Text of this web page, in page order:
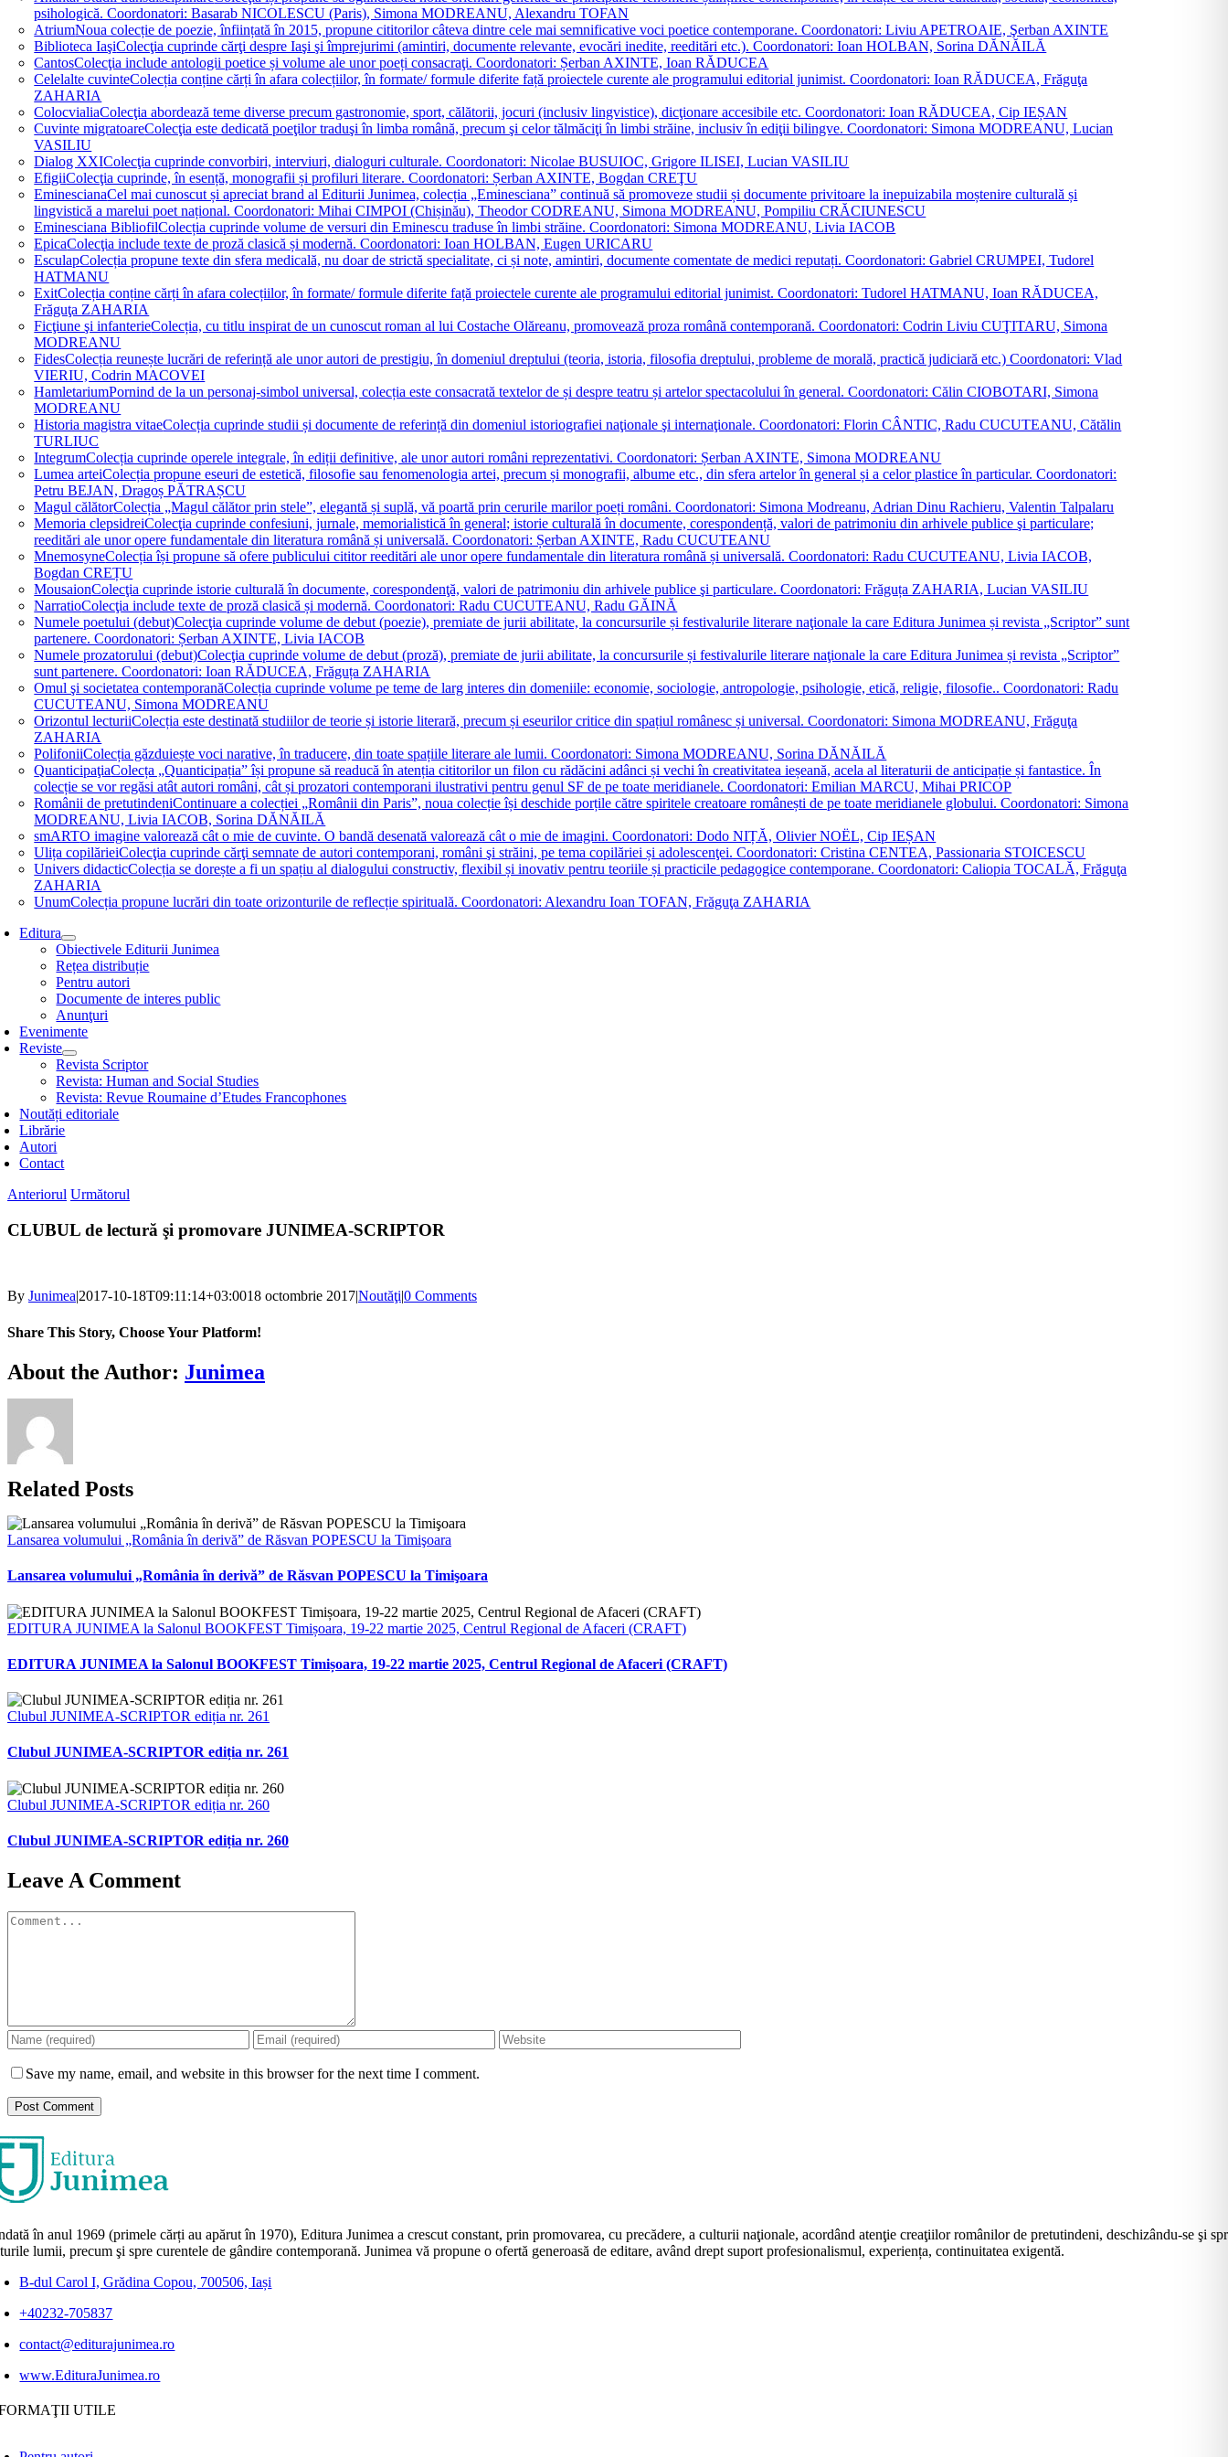
psihologică. Coordonatori: Basarab NICOLESCU (Paris), Simona MODREANU, Alexandru TOFAN
AtriumNoua colecție de poezie, înființată în 2015, propune cititorilor câteva dintre cele mai semnificative voci poetice contemporane. Coordonatori: Liviu APETROAIE, Şerban AXINTE
Biblioteca IaşiColecţia cuprinde cărţi despre Iaşi şi împrejurimi (amintiri, documente relevante, evocări inedite, reeditări etc.). Coordonatori: Ioan HOLBAN, Sorina DĂNĂILĂ
CantosColecţia include antologii poetice și volume ale unor poeți consacraţi. Coordonatori: Șerban AXINTE, Ioan RĂDUCEA
Celelalte cuvinteColecția conține cărți în afara colecțiilor, în formate/ formule diferite față proiectele curente ale programului editorial junimist. Coordonatori: Ioan RĂDUCEA, Frăguţa
ZAHARIA
ColocvialiaColecţia abordează teme diverse precum gastronomie, sport, călătorii, jocuri (inclusiv lingvistice), dicţionare accesibile etc. Coordonatori: Ioan RĂDUCEA, Cip IEȘAN
Cuvinte migratoareColecţia este dedicată poeţilor traduşi în limba română, precum şi celor tălmăciţi în limbi străine, inclusiv în ediţii bilingve. Coordonatori: Simona MODREANU, Lucian
VASILIU
Dialog XXIColecţia cuprinde convorbiri, interviuri, dialoguri culturale. Coordonatori: Nicolae BUSUIOC, Grigore ILISEI, Lucian VASILIU
EfigiiColecţia cuprinde, în esență, monografii și profiluri literare. Coordonatori: Șerban AXINTE, Bogdan CREŢU
EminescianaCel mai cunoscut și apreciat brand al Editurii Junimea, colecția „Eminesciana” continuă să promoveze studii și documente privitoare la inepuizabila moștenire culturală și
lingvistică a marelui poet național. Coordonatori: Mihai CIMPOI (Chișinău), Theodor CODREANU, Simona MODREANU, Pompiliu CRĂCIUNESCU
Eminesciana BibliofilColecția cuprinde volume de versuri din Eminescu traduse în limbi străine. Coordonatori: Simona MODREANU, Livia IACOB
EpicaColecţia include texte de proză clasică și modernă. Coordonatori: Ioan HOLBAN, Eugen URICARU
EsculapColecția propune texte din sfera medicală, nu doar de strictă specialitate, ci și note, amintiri, documente comentate de medici reputați. Coordonatori: Gabriel CRUMPEI, Tudorel
HATMANU
ExitColecția conține cărți în afara colecțiilor, în formate/ formule diferite față proiectele curente ale programului editorial junimist. Coordonatori: Tudorel HATMANU, Ioan RĂDUCEA,
Frăguţa ZAHARIA
Ficţiune şi infanterieColecția, cu titlu inspirat de un cunoscut roman al lui Costache Olăreanu, promovează proza română contemporană. Coordonatori: Codrin Liviu CUŢITARU, Simona
MODREANU
FidesColecția reunește lucrări de referință ale unor autori de prestigiu, în domeniul dreptului (teoria, istoria, filosofia dreptului, probleme de morală, practică judiciară etc.) Coordonatori: Vlad
VIERIU, Codrin MACOVEI
HamletariumPornind de la un personaj-simbol universal, colecția este consacrată textelor de și despre teatru și artelor spectacolului în general. Coordonatori: Călin CIOBOTARI, Simona
MODREANU
Historia magistra vitaeColecția cuprinde studii și documente de referință din domeniul istoriografiei naţionale şi internaţionale. Coordonatori: Florin CÂNTIC, Radu CUCUTEANU, Cătălin
TURLIUC
IntegrumColecția cuprinde operele integrale, în ediții definitive, ale unor autori români reprezentativi. Coordonatori: Șerban AXINTE, Simona MODREANU
Lumea arteiColecția propune eseuri de estetică, filosofie sau fenomenologia artei, precum și monografii, albume etc., din sfera artelor în general și a celor plastice în particular. Coordonatori:
Petru BEJAN, Dragoș PĂTRAȘCU
Magul călătorColecția „Magul călător prin stele”, elegantă și suplă, vă poartă prin cerurile marilor poeți români. Coordonatori: Simona Modreanu, Adrian Dinu Rachieru, Valentin Talpalaru
Memoria clepsidreiColecţia cuprinde confesiuni, jurnale, memorialistică în general; istorie culturală în documente, corespondență, valori de patrimoniu din arhivele publice şi particulare;
reeditări ale unor opere fundamentale din literatura română și universală. Coordonatori: Șerban AXINTE, Radu CUCUTEANU
MnemosyneColecția își propune să ofere publicului cititor reeditări ale unor opere fundamentale din literatura română și universală. Coordonatori: Radu CUCUTEANU, Livia IACOB,
Bogdan CREȚU
MousaionColecţia cuprinde istorie culturală în documente, corespondenţă, valori de patrimoniu din arhivele publice şi particulare. Coordonatori: Frăguța ZAHARIA, Lucian VASILIU
NarratioColecţia include texte de proză clasică și modernă. Coordonatori: Radu CUCUTEANU, Radu GĂINĂ
Numele poetului (debut)Colecţia cuprinde volume de debut (poezie), premiate de jurii abilitate, la concursurile și festivalurile literare naţionale la care Editura Junimea și revista „Scriptor” sunt
partenere. Coordonatori: Șerban AXINTE, Livia IACOB
Numele prozatorului (debut)Colecţia cuprinde volume de debut (proză), premiate de jurii abilitate, la concursurile și festivalurile literare naţionale la care Editura Junimea și revista „Scriptor”
sunt partenere. Coordonatori: Ioan RĂDUCEA, Frăguța ZAHARIA
Omul şi societatea contemporanăColecția cuprinde volume pe teme de larg interes din domeniile: economie, sociologie, antropologie, psihologie, etică, religie, filosofie.. Coordonatori: Radu
CUCUTEANU, Simona MODREANU
Orizontul lecturiiColecția este destinată studiilor de teorie și istorie literară, precum și eseurilor critice din spațiul românesc și universal. Coordonatori: Simona MODREANU, Frăguţa
ZAHARIA
PolifoniiColecția găzduiește voci narative, în traducere, din toate spațiile literare ale lumii. Coordonatori: Simona MODREANU, Sorina DĂNĂILĂ
QuanticipaţiaColecța „Quanticipația” își propune să readucă în atenția cititorilor un filon cu rădăcini adânci și vechi în creativitatea ieșeană, acela al literaturii de anticipație și fantastice. În
colecție se vor regăsi atât autori români, cât și prozatori contemporani ilustrativi pentru genul SF de pe toate meridianele. Coordonatori: Emilian MARCU, Mihai PRICOP
Românii de pretutindeniContinuare a colecției „Românii din Paris”, noua colecție își deschide porțile către spiritele creatoare românești de pe toate meridianele globului. Coordonatori: Simona
MODREANU, Livia IACOB, Sorina DĂNĂILĂ
smARTO imagine valorează cât o mie de cuvinte. O bandă desenată valorează cât o mie de imagini. Coordonatori: Dodo NIȚĂ, Olivier NOËL, Cip IEȘAN
Ulița copilărieiColecţia cuprinde cărţi semnate de autori contemporani, români şi străini, pe tema copilăriei și adolescenţei. Coordonatori: Cristina CENTEA, Passionaria STOICESCU
Univers didacticColecția se dorește a fi un spațiu al dialogului constructiv, flexibil și inovativ pentru teoriile și practicile pedagogice contemporane. Coordonatori: Caliopia TOCALĂ, Frăguţa
ZAHARIA
UnumColecția propune lucrări din toate orizonturile de reflecție spirituală. Coordonatori: Alexandru Ioan TOFAN, Frăguţa ZAHARIA
Editura
Obiectivele Editurii Junimea
Rețea distribuție
Pentru autori
Documente de interes public
Anunţuri
Evenimente
Reviste
Revista Scriptor
Revista: Human and Social Studies
Revista: Revue Roumaine d’Etudes Francophones
Noutăți editoriale
Librărie
Autori
Contact
Anteriorul Următorul
CLUBUL de lectură şi promovare JUNIMEA-SCRIPTOR
By Junimea|2017-10-18T09:11:14+03:0018 octombrie 2017|Noutăţi|0 Comments
Share This Story, Choose Your Platform!
Facebook
X
Bluesky
Reddit
LinkedIn
WhatsApp
Telegram
Tumblr
Xing
Email
Copy
Link
About the Author: Junimea
Related Posts
Lansarea volumului „România în derivă” de Răsvan POPESCU la Timişoara
Lansarea volumului „România în derivă” de Răsvan POPESCU la Timişoara
EDITURA JUNIMEA la Salonul BOOKFEST Timișoara, 19-22 martie 2025, Centrul Regional de Afaceri (CRAFT)
EDITURA JUNIMEA la Salonul BOOKFEST Timișoara, 19-22 martie 2025, Centrul Regional de Afaceri (CRAFT)
Clubul JUNIMEA-SCRIPTOR ediția nr. 261
Clubul JUNIMEA-SCRIPTOR ediția nr. 261
Clubul JUNIMEA-SCRIPTOR ediția nr. 260
Clubul JUNIMEA-SCRIPTOR ediția nr. 260
Leave A Comment
Comment
Save my name, email, and website in this browser for the next time I comment.
în anul 1969 (primele cărți au apărut în 1970), Editura Junimea a crescut constant, prin promovarea, cu precădere, a culturii naţionale, acordând atenţie creaţiilor românilor de pretutindeni, deschizându-se şi
lumii, precum şi spre curentele de gândire contemporană. Junimea vă propune o ofertă generoasă de editare, având drept suport profesionalismul, experiența, continuitatea exigentă.
B-dul Carol I, Grădina Copou, 700506, Iași
+40232-705837
contact@editurajunimea.ro
www.EdituraJunimea.ro
UTILE